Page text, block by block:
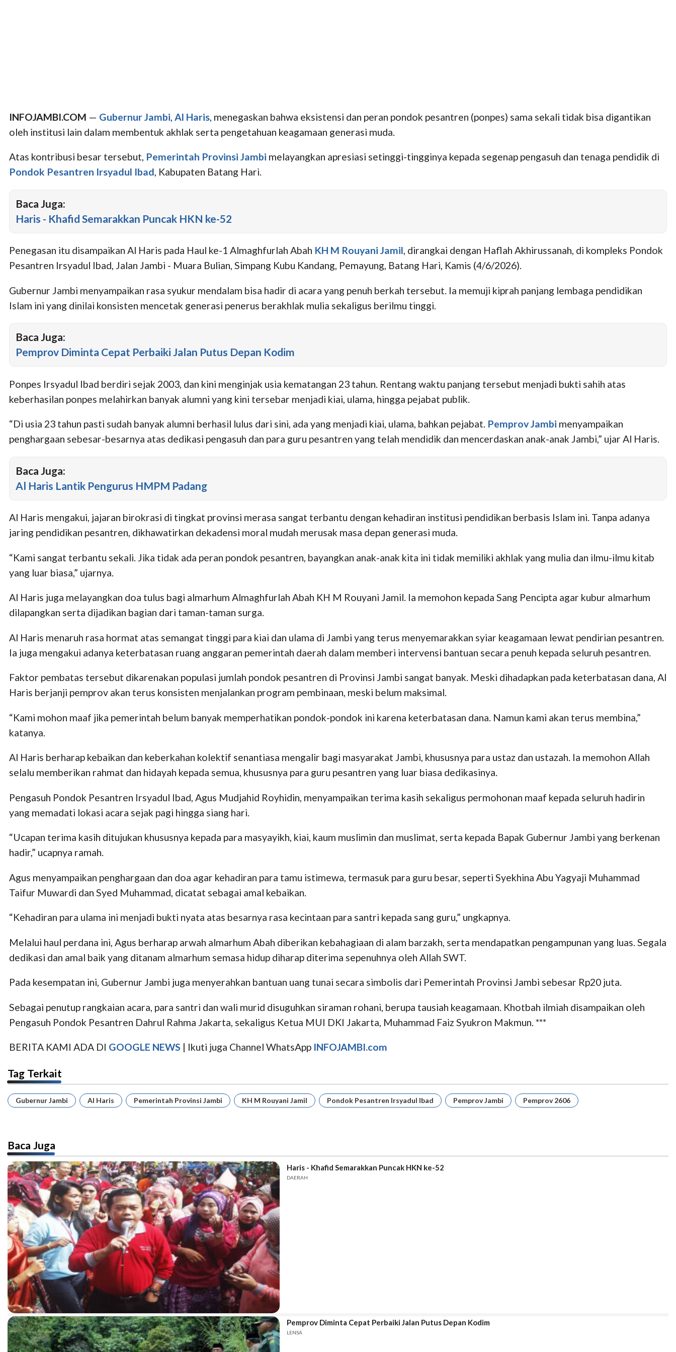
INFOJAMBI.COM — Gubernur Jambi Al Haris , menegaskan bahwa eksistensi dan peran pondok pesantren (ponpes) sama sekali tidak bisa digantikan
oleh institusi lain dalam membentuk akhlak serta pengetahuan keagamaan generasi muda.
Atas kontribusi besar tersebut, Pemerintah Provinsi Jambi melayangkan apresiasi setinggi-tingginya kepada segenap pengasuh dan tenaga pendidik di
Pondok Pesantren Irsyadul Ibad, Kabupaten Batang Hari.
Baca Juga:
Haris - Khafid Semarakkan Puncak HKN ke-52
Penegasan itu disampaikan Al Haris pada Haul ke-1 Almaghfurlah Abah KH M Rouyani Jamil, dirangkai dengan Haflah Akhirussanah, di kompleks Pondok
Pesantren Irsyadul Ibad, Jalan Jambi - Muara Bulian, Simpang Kubu Kandang, Pemayung, Batang Hari, Kamis (4/6/2026).
Gubernur Jambi menyampaikan rasa syukur mendalam bisa hadir di acara yang penuh berkah tersebut. Ia memuji kiprah panjang lembaga pendidikan
Islam ini yang dinilai konsisten mencetak generasi penerus berakhlak mulia sekaligus berilmu tinggi.
Baca Juga:
Pemprov Diminta Cepat Perbaiki Jalan Putus Depan Kodim
Ponpes Irsyadul Ibad berdiri sejak 2003, dan kini menginjak usia kematangan 23 tahun. Rentang waktu panjang tersebut menjadi bukti sahih atas
keberhasilan ponpes melahirkan banyak alumni yang kini tersebar menjadi kiai, ulama, hingga pejabat publik.
“Di usia 23 tahun pasti sudah banyak alumni berhasil lulus dari sini, ada yang menjadi kiai, ulama, bahkan pejabat. Pemprov Jambi menyampaikan
penghargaan sebesar-besarnya atas dedikasi pengasuh dan para guru pesantren yang telah mendidik dan mencerdaskan anak-anak Jambi,” ujar Al Haris.
Baca Juga:
Al Haris Lantik Pengurus HMPM Padang
Al Haris mengakui, jajaran birokrasi di tingkat provinsi merasa sangat terbantu dengan kehadiran institusi pendidikan berbasis Islam ini. Tanpa adanya
jaring pendidikan pesantren, dikhawatirkan dekadensi moral mudah merusak masa depan generasi muda.
“Kami sangat terbantu sekali. Jika tidak ada peran pondok pesantren, bayangkan anak-anak kita ini tidak memiliki akhlak yang mulia dan ilmu-ilmu kitab
yang luar biasa,” ujarnya.
Al Haris juga melayangkan doa tulus bagi almarhum Almaghfurlah Abah KH M Rouyani Jamil. Ia memohon kepada Sang Pencipta agar kubur almarhum
dilapangkan serta dijadikan bagian dari taman-taman surga.
Al Haris menaruh rasa hormat atas semangat tinggi para kiai dan ulama di Jambi yang terus menyemarakkan syiar keagamaan lewat pendirian pesantren.
Ia juga mengakui adanya keterbatasan ruang anggaran pemerintah daerah dalam memberi intervensi bantuan secara penuh kepada seluruh pesantren.
Faktor pembatas tersebut dikarenakan populasi jumlah pondok pesantren di Provinsi Jambi sangat banyak. Meski dihadapkan pada keterbatasan dana, Al
Haris berjanji pemprov akan terus konsisten menjalankan program pembinaan, meski belum maksimal.
“Kami mohon maaf jika pemerintah belum banyak memperhatikan pondok-pondok ini karena keterbatasan dana. Namun kami akan terus membina,”
katanya.
Al Haris berharap kebaikan dan keberkahan kolektif senantiasa mengalir bagi masyarakat Jambi, khususnya para ustaz dan ustazah. Ia memohon Allah
selalu memberikan rahmat dan hidayah kepada semua, khususnya para guru pesantren yang luar biasa dedikasinya.
Pengasuh Pondok Pesantren Irsyadul Ibad, Agus Mudjahid Royhidin, menyampaikan terima kasih sekaligus permohonan maaf kepada seluruh hadirin
yang memadati lokasi acara sejak pagi hingga siang hari.
“Ucapan terima kasih ditujukan khususnya kepada para masyayikh, kiai, kaum muslimin dan muslimat, serta kepada Bapak Gubernur Jambi yang berkenan
hadir,” ucapnya ramah.
Agus menyampaikan penghargaan dan doa agar kehadiran para tamu istimewa, termasuk para guru besar, seperti Syekhina Abu Yagyaji Muhammad
Taifur Muwardi dan Syed Muhammad, dicatat sebagai amal kebaikan.
“Kehadiran para ulama ini menjadi bukti nyata atas besarnya rasa kecintaan para santri kepada sang guru,” ungkapnya.
Melalui haul perdana ini, Agus berharap arwah almarhum Abah diberikan kebahagiaan di alam barzakh, serta mendapatkan pengampunan yang luas. Segala
dedikasi dan amal baik yang ditanam almarhum semasa hidup diharap diterima sepenuhnya oleh Allah SWT.
Pada kesempatan ini, Gubernur Jambi juga menyerahkan bantuan uang tunai secara simbolis dari Pemerintah Provinsi Jambi sebesar Rp20 juta.
Sebagai penutup rangkaian acara, para santri dan wali murid disuguhkan siraman rohani, berupa tausiah keagamaan. Khotbah ilmiah disampaikan oleh
Pengasuh Pondok Pesantren Dahrul Rahma Jakarta, sekaligus Ketua MUI DKI Jakarta, Muhammad Faiz Syukron Makmun. ***
BERITA KAMI ADA DI GOOGLE NEWS | Ikuti juga Channel WhatsApp INFOJAMBI.com
Tag Terkait
Gubernur Jambi Al Haris Pemerintah Provinsi Jambi KH M Rouyani Jamil Pondok Pesantren Irsyadul Ibad Pemprov Jambi Pemprov 2606
Baca Juga
Haris - Khafid Semarakkan Puncak HKN ke-52
DAERAH
Pemprov Diminta Cepat Perbaiki Jalan Putus Depan Kodim
LENSA